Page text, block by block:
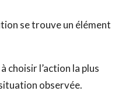
se trouve un élément
choisir l’action la plus
observée.